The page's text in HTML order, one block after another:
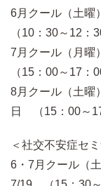
6月クール（土
（10：30～12：
7月クール（月
（15：00～17：
8月クール（土曜
日 （15：00～
＜社交不安症セ
6・7月クール（